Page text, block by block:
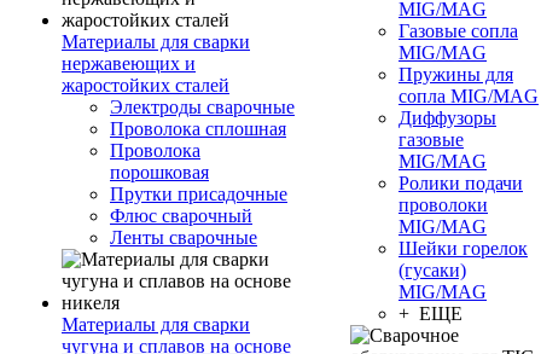
Материалы для сварки
нержавеющих и
жаростойких сталей
Электроды сварочные
Проволока сплошная
Проволока
порошковая
Прутки присадочные
Флюс сварочный
Ленты сварочные
Материалы для сварки
чугуна и сплавов на основе
MIG/MAG
Газовые сопла
MIG/MAG
Пружины для
сопла MIG/MAG
Диффузоры
газовые
MIG/MAG
Ролики подачи
проволоки
MIG/MAG
Шейки горелок
(гусаки)
MIG/MAG
+ ЕЩЕ